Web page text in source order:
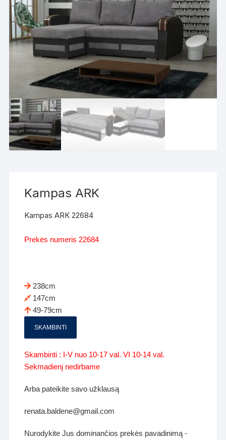
Kampas ARK
Kampas ARK 22684
Prekės numeris 22684
238cm
147cm
49-79cm
SKAMBINTI
Skambinti : I-V nuo 10-17 val. VI 10-14 val.
Sekmadienį nedirbame
Arba pateikite savo užklausą
renata.baldene@gmail.com
Nurodykite Jus dominančios prekės pavadinimą -